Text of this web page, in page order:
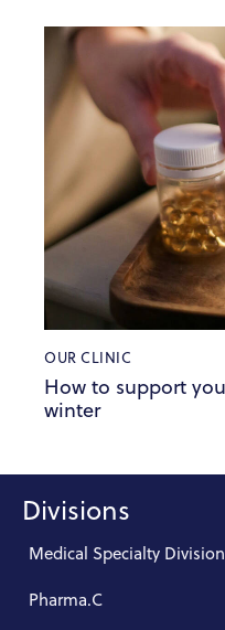
OUR CLINIC
How to support
winter
Divisions
Medical Specialty Division
Pharma.C